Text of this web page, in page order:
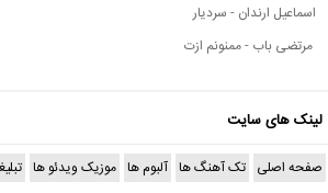
اسماعیل ارندان - سردیار
مرتضی باب - ممنونم ازت
لینک های سایت
صفحه اصلی تک آهنگ ها آلبوم ها موزیک ویدئو ها